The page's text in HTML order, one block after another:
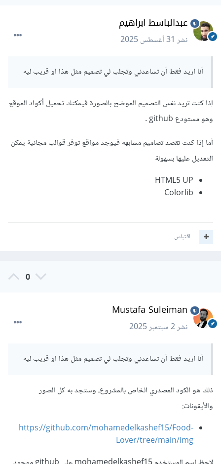
عبدالباسط ابراهيم
نشر31 أغسطس 2025
أنا اريد فقط أن تساعدني وتجلب لي تصميم مثل هذا او قريب ليه
إذا كنت تريد نفس التصميم الموضح بالصورة فيمكنك تحميل أكواد الموقع
وهو مستودع github .
أما إذا كنت تقصد تصاميم مشابهه فيوجد مواقع توفر قوالب مجانية يمكن
التعديل عليها بسهولة
HTML5 UP
Colorlib
اقتباس
0
Mustafa Suleiman
نشر2 سبتمبر 2025
أنا اريد فقط أن تساعدني وتجلب لي تصميم مثل هذا او قريب ليه
ذلك هو الكود المصدري الخاص بالمشروع، وستجد به كل الصور
والأيقونات:
https://github.com/mohamedelkashef15/Food-
Lover/tree/main/img